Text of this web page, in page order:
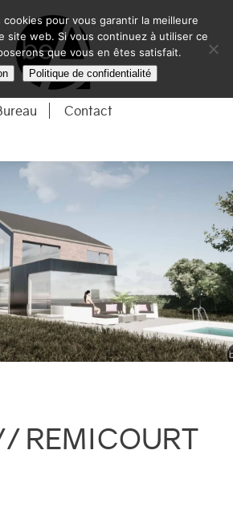
BE-
Contact
REMICOURT
pour vous garantir la meilleure
site web. Si vous continuez à utiliser ce
que vous en êtes satisfait.
Politique de confidentialité